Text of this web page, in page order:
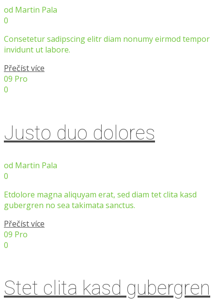
od Martin Pala
0
Consetetur sadipscing elitr diam nonumy eirmod tempor
invidunt ut labore.
Přečíst více
09 Pro
0
Justo duo dolores
od Martin Pala
0
Etdolore magna aliquyam erat, sed diam tet clita kasd
gubergren no sea takimata sanctus.
Přečíst více
09 Pro
0
Stet clita kasd gubergren